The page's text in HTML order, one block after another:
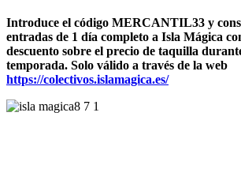
Introduce el código MERCANTIL33 y
entradas de 1 día completo a Isla Mágica
descuento sobre el precio de taquilla
temporada. Solo válido a través de la web
https://colectivos.islamagica.es/